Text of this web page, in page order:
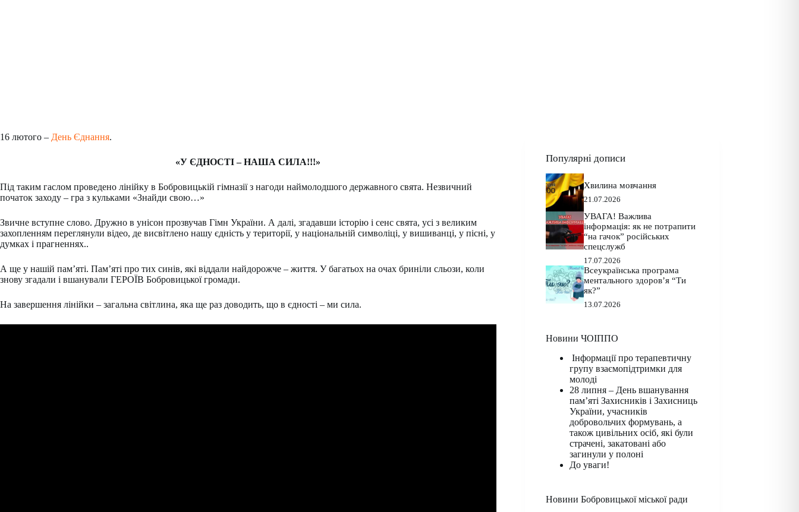
16 лютого – День Єднання.
«У ЄДНОСТІ – НАША СИЛА!!!»
Під таким гаслом проведено лінійку в Бобровицькій гімназії з нагоди наймолодшого державного свята. Незвичний
початок заходу – гра з кульками «Знайди свою…»
Звичне вступне слово. Дружно в унісон прозвучав Гімн України. А далі, згадавши історію і сенс свята, усі з великим
захопленням переглянули відео, де висвітлено нашу єдність у території, у національній символіці, у вишиванці, у пісні, у
думках і прагненнях..
А ще у нашій пам’яті. Пам’яті про тих синів, які віддали найдорожче – життя. У багатьох на очах бриніли сльози, коли
знову згадали і вшанували ГЕРОЇВ Бобровицької громади.
На завершення лінійки – загальна світлина, яка ще раз доводить, що в єдності – ми сила.
Популярні дописи
Хвилина мовчання
21.07.2026
УВАГА! Важлива
інформація: як не потрапити
“на гачок” російських
спецслужб
17.07.2026
Всеукраїнська програма
ментального здоров’я “Ти
як?”
13.07.2026
Новини ЧОІППО
Інформації про терапевтичну
групу взаємопідтримки для
молоді
28 липня – День вшанування
пам’яті Захисників і Захисниць
України, учасників
добровольчих формувань, а
також цивільних осіб, які були
страчені, закатовані або
загинули у полоні
До уваги!
Новини Бобровицької міської ради